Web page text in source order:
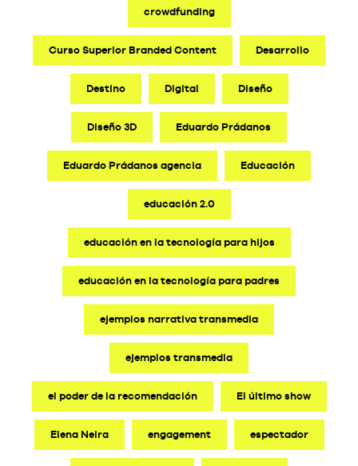
crowdfunding
Curso Superior Branded Content Desarrollo
Destino Digital Diseño
Diseño 3D Eduardo Prádanos
Eduardo Prádanos agencia Educación
educación 2.0
educación en la tecnología para hijos
educación en la tecnología para padres
ejemplos narrativa transmedia
ejemplos transmedia
el poder de la recomendación El último show
Elena Neira engagement espectador